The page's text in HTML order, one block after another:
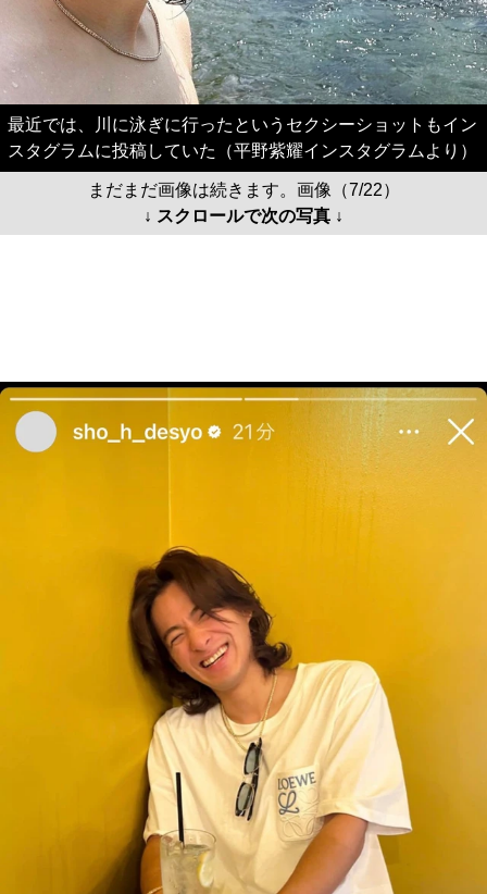
最近では、川に泳ぎに行ったというセクシーショットもイン
スタグラムに投稿していた（平野紫耀インスタグラムより）
まだまだ画像は続きます。画像（7/22）
↓ スクロールで次の写真 ↓